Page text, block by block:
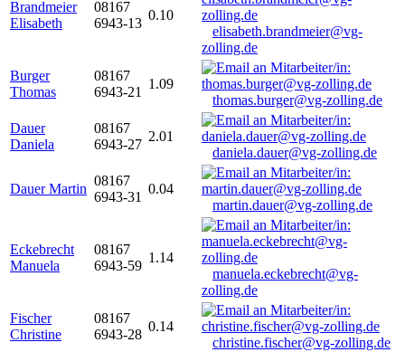
Brandmeier
Elisabeth
08167
6943-13
0.10
elisabeth.brandmeier@vg-
zolling.de
Burger
Thomas
08167
6943-21
1.09
thomas.burger@vg-zolling.de
Dauer
Daniela
08167
6943-27
2.01
daniela.dauer@vg-zolling.de
Dauer Martin
08167
6943-31
0.04
martin.dauer@vg-zolling.de
Eckebrecht
Manuela
08167
6943-59
1.14
manuela.eckebrecht@vg-
zolling.de
Fischer
Christine
08167
6943-28
0.14
christine.fischer@vg-zolling.de